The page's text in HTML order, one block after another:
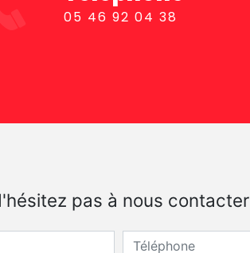
05 46 92 04 38
pas à nous contacter